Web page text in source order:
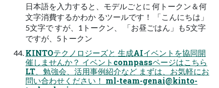
日本語を入力すると、モデルごとに 何トークン＆何
文字消費するかわか るツールです！ 「こんにちは」
5文字で すが、1トークン、 「お昼ごはん」も5文字
ですが、5トークン
KINTOテクノロジーズと 生成AIイベントを協同開
催しませんか？ イベントconnpassページはこちら
LT、勉強会、活用事例紹介など まずは、お気軽にお
問い合わせください！ ml-team-genai@kinto-